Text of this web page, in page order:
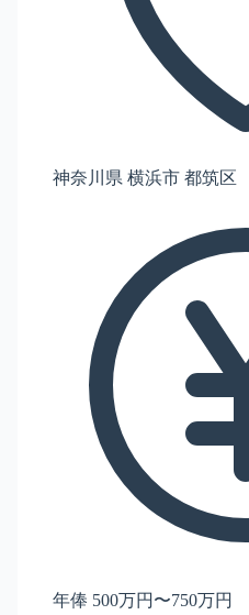
神奈川県 横浜市 都筑区
年俸 500万円〜750万円